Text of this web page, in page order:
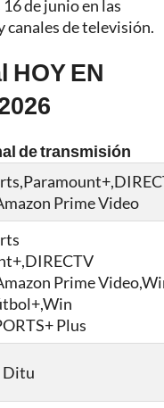
de junio en las
de televisión.
EN
de transmisión
Prime Video
Prime
Plus
Ditu